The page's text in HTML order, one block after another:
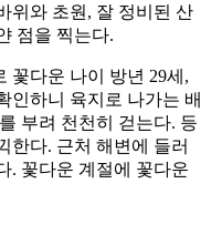
위와 초원, 잘 정비된 산
점을 찍는다.
꽃다운 나이 방년 29세,
인하니 육지로 나가는 배
부려 천천히 걷는다. 등
한다. 근처 해변에 들러
. 꽃다운 계절에 꽃다운